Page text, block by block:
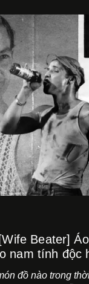
Beater]
nam tính độc
đồ nào trong